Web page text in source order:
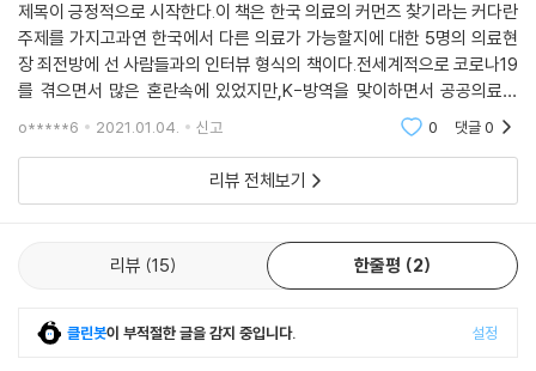
공공과 민간, 의료와 돌봄, 다양한 소수자를 포괄하는 커먼즈를 찾아서
이 책 『다른 의료는 가능하다』는 의료를 하나의 커먼즈(commons, 공동
영역)로 본다. 의료란 국가와 시장에만 맡겨둘 수 있는 것이 아니며, 시민
과 지역이 함께 주체가 되지 않는 한 저절로 주어지지 않기 때문이다. 의료
공공성은 단지 공공병원의 병상을 확보한다고 얻어지는 것이 아니며 시민
사회의 강화 혹은 사회 전반의 공공성 강화라는 차원으로 귀결될 수밖에
없다. 공동체의 필요에 반응하고 움직일 수 있는 시민들의 존재, 위기 상황
에 응답하여 공공부문과 민간부문을 아울러 조직하고 동원할 수 있는 거버
넌스, 그리고 이를 가능하게 하는 정치가 뒷받침되어야 하는 것이다. 공공
의료는 공공재가 될 수 없다.
제목이 긍정적으로 시작한다.이 책은 한국 의료의 커먼즈 찾기라는 커다란
주제를 가지고과연 한국에서 다른 의료가 가능할지에 대한 5명의 의료현
장 죄전방에 선 사람들과의 인터뷰 형식의 책이다.전세계적으로 코로나19
를 겪으면서 많은 혼란속에 있었지만,K-방역을 맞이하면서 공공의료에
대한 관심은 더욱 깊어졌다.주제는 굉장히 무거운 주제를 다루지만 인터뷰
o*****6 2021.01.04. 신고 0 댓글0
리뷰 전체보기
리뷰 15 한줄평 2
클린봇이 부적절한 글을 감지 중입니다. 설정